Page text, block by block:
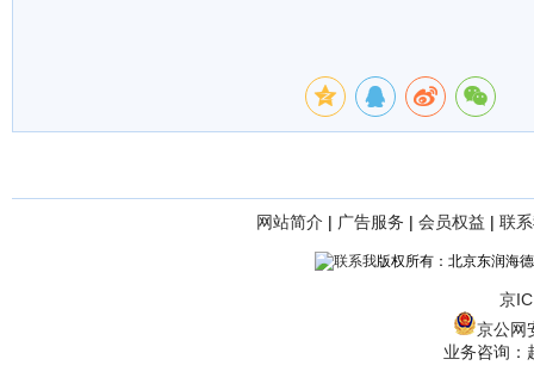
网站简介 | 广告服务 | 会员权益 | 联
版权所有：北京东润海
京
京公网
业务咨询：